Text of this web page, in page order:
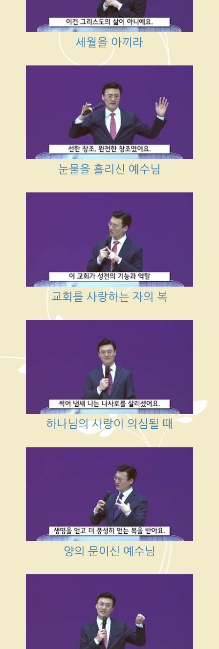
세월을 아끼라
눈물을 흘리신 예수님
교회를 사랑하는 자의 복
하나님의 사랑이 의심될 때
양의 문이신 예수님